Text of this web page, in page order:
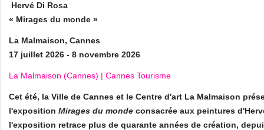
Hervé Di Rosa
« Mirages du monde »
La Malmaison, Cannes
17 juillet 2026 - 8 novembre 2026
La Malmaison (Cannes) | Cannes Tourisme
Cet été, la Ville de Cannes et le Centre d'art La Malmaison
l'exposition Mirages du monde consacrée aux peintures
l'exposition retrace plus de quarante années de création,